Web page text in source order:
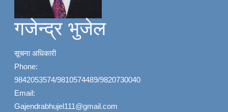
गजेन्द्र भुजेल
सूचना अधिकारी
Phone:
9842053574/9810574489/9820730040
Email:
Gajendrabhujel111@gmail.com